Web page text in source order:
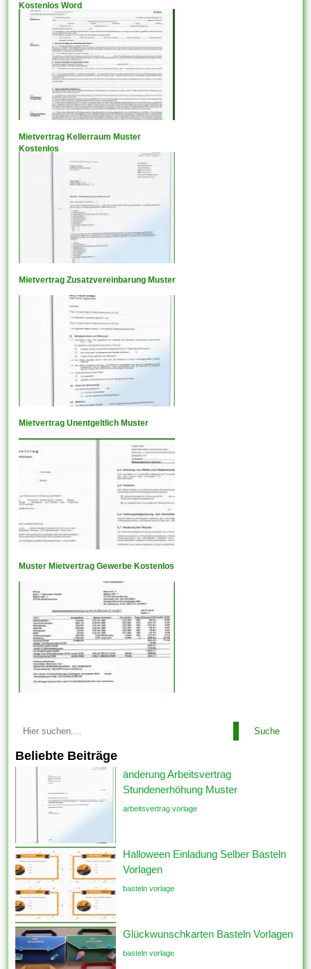
Kostenlos Word
Mietvertrag Kellerraum Muster
Kostenlos
Mietvertrag Zusatzvereinbarung Muster
Mietvertrag Unentgeltlich Muster
Muster Mietvertrag Gewerbe Kostenlos
Suche
Beliebte Beiträge
änderung Arbeitsvertrag
Stundenerhöhung Muster
arbeitsvertrag vorlage
Halloween Einladung Selber Basteln
Vorlagen
basteln vorlage
Glückwunschkarten Basteln Vorlagen
basteln vorlage